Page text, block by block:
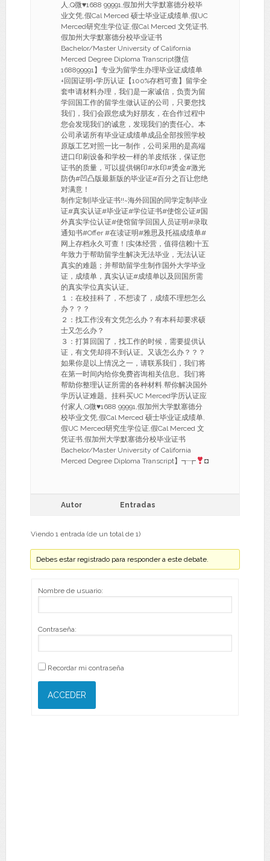
人,Q微♥1688 99991,假加州大学默塞德分校毕
业文凭,假Cal Merced 硕士毕业证成绩单,假UC
Merced研究生学位证,假Cal Merced 文凭证书,
假加州大学默塞德分校毕业证书
Bachelor/Master University of California
Merced Degree Diploma Transcript微信
168899991】专业为留学生办理毕业证成绩单
+回国证明+学历认证【100%存档可查】留学全
套申请材料办理，我们是一家诚信，负责为留
学回国工作的留学生做认证的公司，只要您找
我们，我们会跟您成为好朋友，在合作过程中
您会发现我们的诚意，发现我们的责任心。本
公司承诺所有毕业证成绩单成品全部按照学校
原版工艺对照一比一制作，公司采用的是高端
进口印刷设备和学校一样的羊皮纸张，保证您
证书的质量，可以提供钢印#水印#烫金#激光
防伪#凹凸版最新版的毕业证#百分之百让您绝
对满意！
制作定制|毕业证书!!~海外回国的同学定制毕业
证#真实认证#毕业证#学位证书#使馆公证#国
外真实学位认证#使馆留学回国人员证明#录取
通知书#Offer #在读证明#雅思及托福成绩单#
网上存档永久可查！[实体经营，值得信赖]十五
年致力于帮助留学生解决无法毕业，无法认证
真实的难题；并帮助留学生制作国外大学毕业
证，成绩单，真实认证#成绩单以及回国所需
的真实学位真实认证。
１：在校挂科了，不想读了，成绩不理想怎么
办？？？
２：找工作没有文凭怎么办？有本科却要求硕
士又怎么办？
３：打算回国了，找工作的时候，需要提供认
证，有文凭却得不到认证。又该怎么办？？？
如果你是以上情况之一，请联系我们，我们将
在第一时间内给你免费咨询相关信息。我们将
帮助你整理认证所需的各种材料.帮你解决国外
学历认证难题。挂科买UC Merced学历认证应
付家人,Q微♥1688 99991,假加州大学默塞德分
校毕业文凭,假Cal Merced 硕士毕业证成绩单,
假UC Merced研究生学位证,假Cal Merced 文
凭证书,假加州大学默塞德分校毕业证书
Bachelor/Master University of California
Merced Degree Diploma Transcript】┱┲
◘
Autor Entradas
Viendo 1 entrada (de un total de 1)
Debes estar registrado para responder a este debate.
Nombre de usuario:
Contraseña:
Recordar mi contraseña
ACCEDER